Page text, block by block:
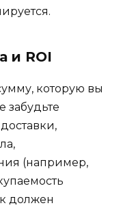
и ROI
которую вы
забудьте
(например,
должен